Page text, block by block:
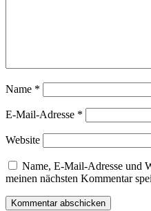
Name *
E-Mail-Adresse *
Website
Name, E-Mail-Adresse und
meinen nächsten Kommentar